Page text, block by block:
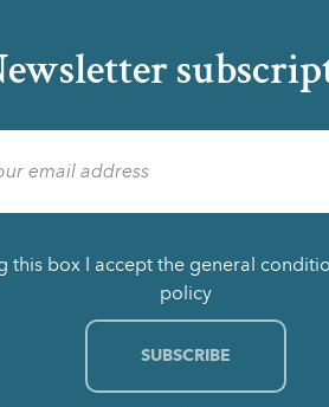
this box I accept the general
policy